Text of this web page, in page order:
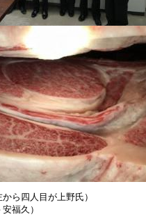
左から四人目が上野氏） 受
福久）